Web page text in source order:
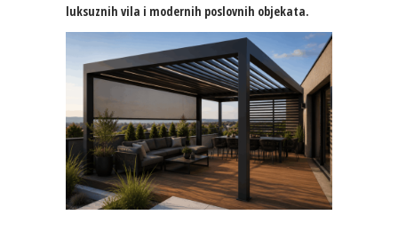
luksuznih vila i modernih poslovnih objekata.